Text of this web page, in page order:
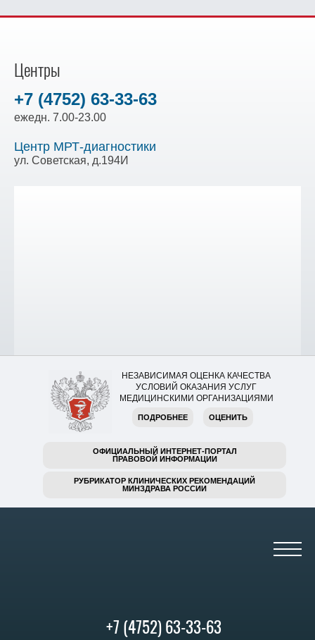
Центры
+7 (4752) 63-33-63
ежедн. 7.00-23.00
Центр МРТ-диагностики
ул. Советская, д.194И
НЕЗАВИСИМАЯ ОЦЕНКА КАЧЕСТВА
УСЛОВИЙ ОКАЗАНИЯ УСЛУГ
МЕДИЦИНСКИМИ ОРГАНИЗАЦИЯМИ
ПОДРОБНЕЕ ОЦЕНИТЬ
ОФИЦИАЛЬНЫЙ ИНТЕРНЕТ-ПОРТАЛ
ПРАВОВОЙ ИНФОРМАЦИИ
РУБРИКАТОР КЛИНИЧЕСКИХ РЕКОМЕНДАЦИЙ
МИНЗДРАВА РОССИИ
+7 (4752) 63-33-63